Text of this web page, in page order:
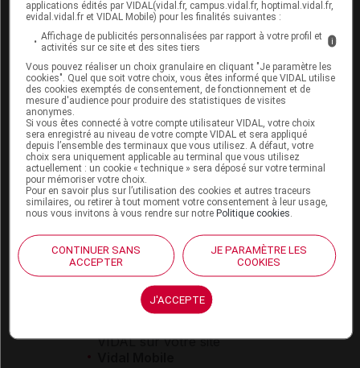
VIDAL Hoptimal
eVIDAL
VIDAL Mobile
VIDAL widget
VIDAL Sécurisation
VIDAL e-Services
Espace institutionnel
Qui sommes-nous ?
VIDAL France
Carrières
Charte éthique et
déontologique
Service client
Contact
Aide
Espace partenaires
VIDAL sur votre site
applications édités par VIDAL(vidal.fr, campus.vidal.fr, hoptimal.vidal.fr,
evidal.vidal.fr et VIDAL Mobile) pour les finalités suivantes :
Affichage de publicités personnalisées par rapport à votre profil et
activités sur ce site et des sites tiers
i
Vous pouvez réaliser un choix granulaire en cliquant "Je paramètre les
cookies". Quel que soit votre choix, vous êtes informé que VIDAL utilise
des cookies exemptés de consentement, de fonctionnement et de
mesure d'audience pour produire des statistiques de visites
anonymes.
Si vous êtes connecté à votre compte utilisateur VIDAL, votre choix
sera enregistré au niveau de votre compte VIDAL et sera appliqué
depuis l’ensemble des terminaux que vous utilisez. A défaut, votre
choix sera uniquement applicable au terminal que vous utilisez
actuellement : un cookie « technique » sera déposé sur votre terminal
pour mémoriser votre choix.
Pour en savoir plus sur l’utilisation des cookies et autres traceurs
similaires, ou retirer à tout moment votre consentement à leur usage,
nous vous invitons à vous rendre sur notrePolitique cookies
CONTINUER SANS
ACCEPTER
JE PARAMÈTRE LES
COOKIES
J'ACCEPTE